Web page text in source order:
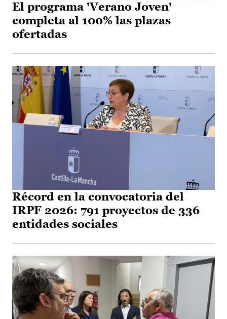
El programa 'Verano Joven'
completa al 100% las plazas
ofertadas
Récord en la convocatoria del
IRPF 2026: 791 proyectos de 336
entidades sociales